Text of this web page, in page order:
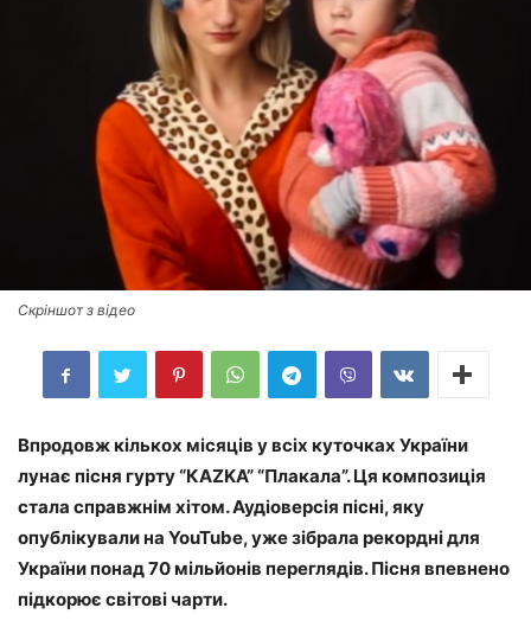
Скріншот з відео
Впродовж кількох місяців у всіх куточках України
лунає пісня гурту “КAZKA” “Плакала”. Ця композиція
стала справжнім хітом. Аудіоверсія пісні, яку
опублікували на YouTube, уже зібрала рекордні для
України понад 70 мільйонів переглядів. Пісня впевнено
підкорює світові чарти.